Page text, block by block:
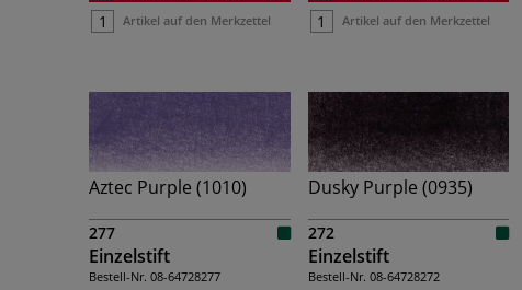
Artikel auf den Merkzettel Artikel auf den Merkzettel
Aztec Purple (1010)
277
Einzelstift
Bestell-Nr. 08-64728277
Dusky Purple (0935)
272
Einzelstift
Bestell-Nr. 08-64728272